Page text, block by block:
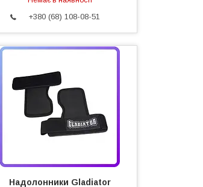
+380 (68) 108-08-51
Надолонники Gladiator